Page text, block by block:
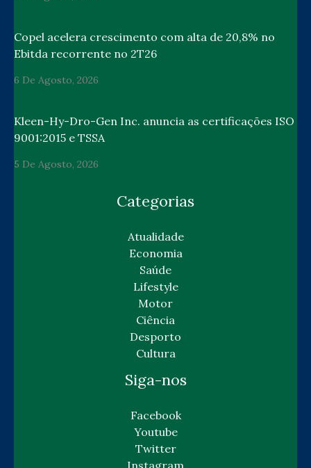
Copel acelera crescimento com alta de 20,8% no
Ebitda recorrente no 2T26
6 De Agosto, 2026
Kleen-Hy-Dro-Gen Inc. anuncia as certificações ISO
9001:2015 e TSSA
5 De Agosto, 2026
Categorias
Atualidade
Economia
Saúde
Lifestyle
Motor
Ciência
Desporto
Cultura
Siga-nos
Facebook
Youtube
Twitter
Instagram